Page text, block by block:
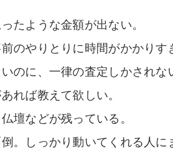
たような金額が出ない。
のやりとりに時間がかかりす
のに、一律の査定しかされな
れば教えて欲しい。
壇などが残っている。
。しっかり動いてくれる人に